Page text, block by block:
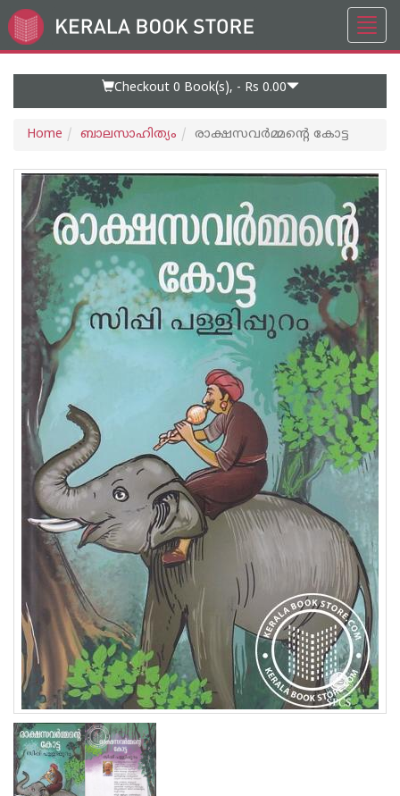
Go
to
Checkout 0 Book(s), - Rs 0.00
Home ബാലസാഹിത്യം രാക്ഷസവർമ്മന്റെ കോട്ട